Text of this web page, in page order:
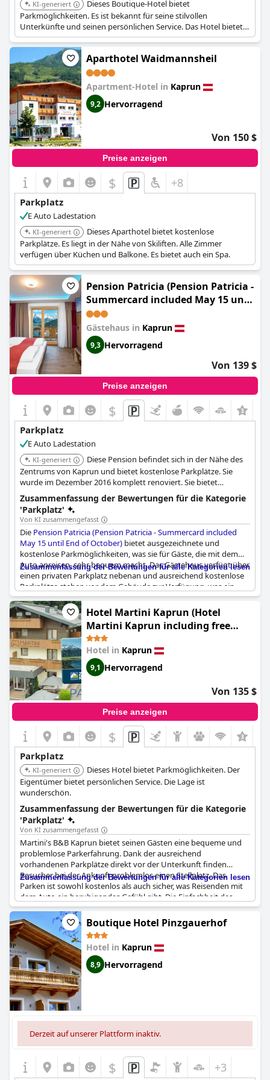
KI-generiert
Dieses Boutique-Hotel bietet
Parkmöglichkeiten. Es ist bekannt für seine stilvollen
Unterkünfte und seinen persönlichen Service. Das Hotel bietet
ein komfortables und gehobenes Erlebnis.
Aparthotel Waidmannsheil
Apartment-Hotel in Kaprun
9,2 Hervorragend
Von 150 $
Preise anzeigen
$ +8
Parkplatz
E Auto Ladestation
KI-generiert
Dieses Aparthotel bietet kostenlose
Parkplätze. Es liegt in der Nähe von Skiliften. Alle Zimmer
verfügen über Küchen und Balkone. Es bietet auch ein Spa.
Pension Patricia (Pension Patricia -
Summercard included May 15 until
End of October)
Gästehaus in Kaprun
9,3 Hervorragend
Von 139 $
Preise anzeigen
$
Parkplatz
E Auto Ladestation
KI-generiert
Diese Pension befindet sich in der Nähe des
Zentrums von Kaprun und bietet kostenlose Parkplätze. Sie
wurde im Dezember 2016 komplett renoviert. Sie bietet
kostenloses WLAN und liegt in einer ruhigen Lage.
Zusammenfassung der Bewertungen für die Kategorie
'Parkplatz'
Von KI zusammengefasst
Die Pension Patricia (Pension Patricia - Summercard included
May 15 until End of October) bietet ausgezeichnete und
kostenlose Parkmöglichkeiten, was sie für Gäste, die mit dem
Auto anreisen, sehr bequem macht. Das Gästehaus verfügt über
einen privaten Parkplatz nebenan und ausreichend kostenlose
Parkplätze stehen vor dem Gebäude zur Verfügung, was ein
einfaches und problemloses Parken gewährleistet. Viele
Rezensenten hoben die Bequemlichkeit hervor, viele Parkplätze
zu haben, wobei einige erwähnten, dass das Parken auf dem
Bürgersteig eine Option sei. Die Verfügbarkeit von Parkplätzen
direkt neben dem Hotel und in angrenzenden Bereichen trägt
zur einfachen Erreichbarkeit bei und eliminiert jegliche Probleme
im Zusammenhang mit Parkgebühren. Insgesamt ist das
Parken in derPension Patricia (Pension Patricia - Summercard
included May 15 until End of October)
ausreichend kostenlose Parkplätze zu einem komfortablen
Aufenthalt beitragen.
Zusammenfassung der Bewertungen für alle Kategorien lesen
Hotel Martini Kaprun (Hotel
Martini Kaprun including free
parking and Zell am See-Kaprun
summer card)
Hotel in Kaprun
9,1 Hervorragend
Von 135 $
Preise anzeigen
$
Parkplatz
KI-generiert
Dieses Hotel bietet Parkmöglichkeiten. Der
Eigentümer bietet persönlichen Service. Die Lage ist
wunderschön.
Zusammenfassung der Bewertungen für die Kategorie
'Parkplatz'
Von KI zusammengefasst
Martini's B&B Kaprun bietet seinen Gästen eine bequeme und
problemlose Parkerfahrung. Dank der ausreichend
vorhandenen Parkplätze direkt vor der Unterkunft finden
Besucher bei der Ankunft problemlos einen Stellplatz. Das
Parken ist sowohl kostenlos als auch sicher, was Reisenden mit
dem Auto ein beruhigendes Gefühl gibt. Die Einfachheit des
Parkens vor Ort trägt zur allgemeinen Bequemlichkeit bei und
macht es zu einer praktischen Wahl für die Gäste. Darüber
hinaus ist der B&B-Besitzer aufmerksam und kann bei allen
Parkplatzangelegenheiten behilflich sein, was die positive
Erfahrung noch weiter verbessert.
Zusammenfassung der Bewertungen für alle Kategorien lesen
Boutique Hotel Pinzgauerhof
Hotel in Kaprun
8,9 Hervorragend
Derzeit auf unserer Plattform inaktiv.
$ +3